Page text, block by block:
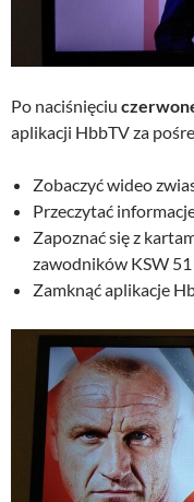
Po naciśnięciu
aplikacji HbbTV za
Zobaczyć wideo
Przeczytać
Zapoznać się z
zawodników KSW 51
Zamknąć aplikacje